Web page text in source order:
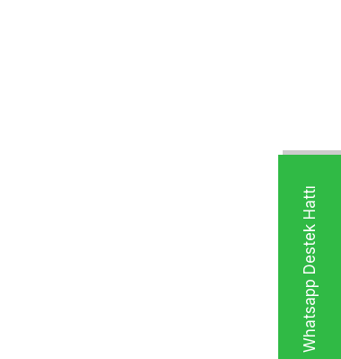
Whatsapp Destek Hattı